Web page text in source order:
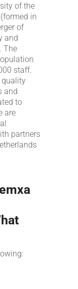
of the
in
of
and
The
staff.
quality
and
to
are
partners